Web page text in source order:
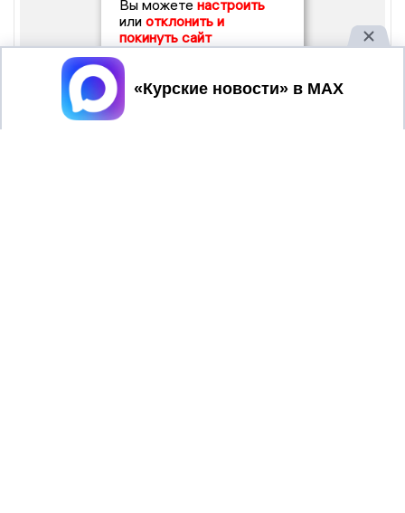
Вы можете настроить
или отклонить и
покинуть сайт
Принять